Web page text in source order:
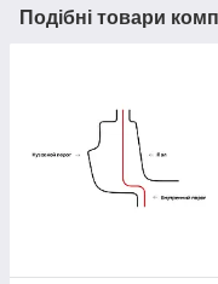
Подібні товари